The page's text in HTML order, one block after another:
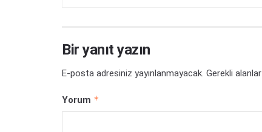
Bir yanıt yazın
E-posta adresiniz yayınlanmayacak. Gerekli alanlar
Yorum *